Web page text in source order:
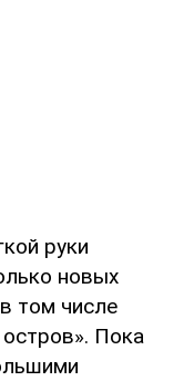
руки
новых
том числе
Пока